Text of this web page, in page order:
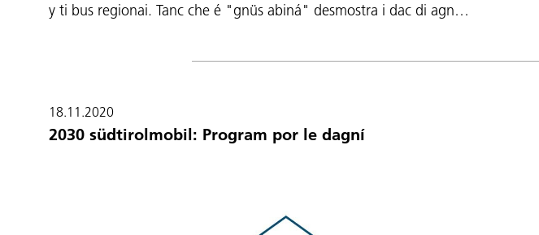
y ti bus regionai. Tanc che é "gnüs abiná" desmostra i dac di agn…
18.11.2020
2030 südtirolmobil: Program por le dagní